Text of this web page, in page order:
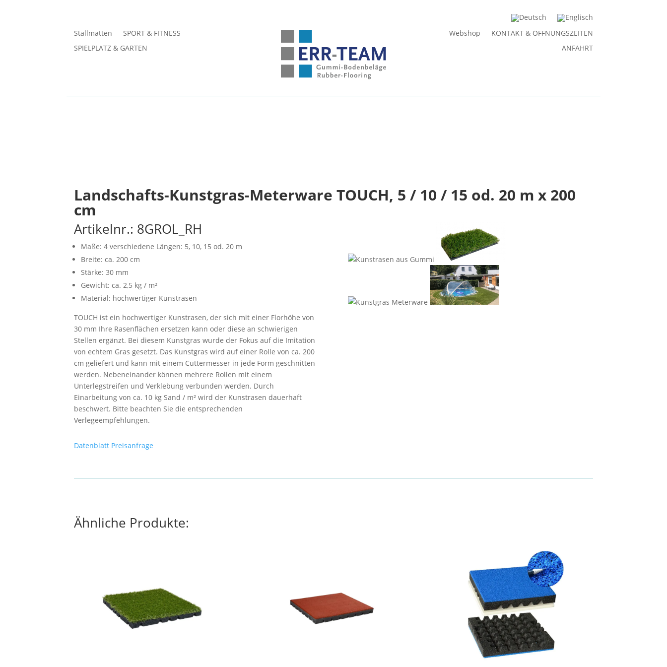
Stallmatten
SPORT & FITNESS
SPIELPLATZ & GARTEN
Webshop
KONTAKT & ÖFFNUNGSZEITEN
ANFAHRT
Landschafts-Kunstgras-Meterware TOUCH, 5 / 10 / 15 od. 20 m x 200
cm
Artikelnr.: 8GROL_RH
Maße: 4 verschiedene Längen: 5, 10, 15 od. 20 m
Breite: ca. 200 cm
Stärke: 30 mm
Gewicht: ca. 2,5 kg / m²
Material: hochwertiger Kunstrasen
TOUCH ist ein hochwertiger Kunstrasen, der sich mit einer Florhöhe von
30 mm Ihre Rasenflächen ersetzen kann oder diese an schwierigen
Stellen ergänzt. Bei diesem Kunstgras wurde der Fokus auf die Imitation
von echtem Gras gesetzt. Das Kunstgras wird auf einer Rolle von ca. 200
cm geliefert und kann mit einem Cuttermesser in jede Form geschnitten
werden. Nebeneinander können mehrere Rollen mit einem
Unterlegstreifen und Verklebung verbunden werden. Durch
Einarbeitung von ca. 10 kg Sand / m² wird der Kunstrasen dauerhaft
beschwert. Bitte beachten Sie die entsprechenden
Verlegeempfehlungen.
Datenblatt Preisanfrage
Ähnliche Produkte: